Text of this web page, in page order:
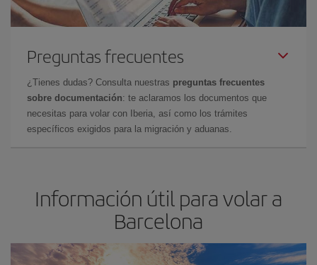
Preguntas frecuentes
¿Tienes dudas? Consulta nuestras preguntas frecuentes
sobre documentación: te aclaramos los documentos que
necesitas para volar con Iberia, así como los trámites
específicos exigidos para la migración y aduanas.
Información útil para volar a
Barcelona